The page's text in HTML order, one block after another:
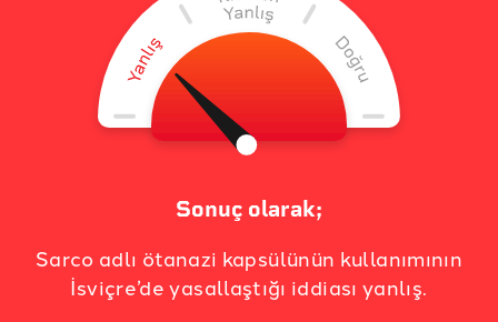
Sonuç olarak;
Sarco adlı ötanazi kapsülünün kullanımının
İsviçre’de yasallaştığı iddiası yanlış.